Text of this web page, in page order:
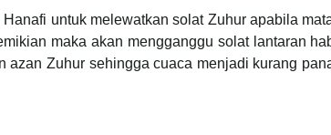
untuk melewatkan solat Zuhur apabila
maka akan mengganggu solat lantaran
Zuhur sehingga cuaca menjadi kurang